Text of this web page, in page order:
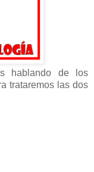
hablando de los
trataremos las dos